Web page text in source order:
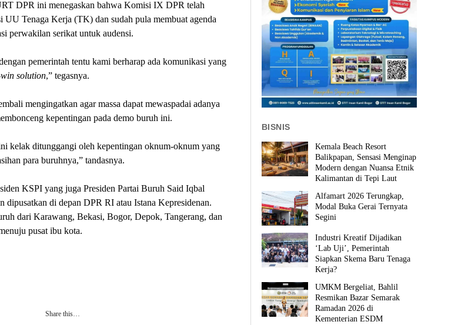
DPR ini menegaskan bahwa Komisi IX DPR telah
UU Tenaga Kerja (TK) dan sudah pula membuat agenda
perwakilan serikat untuk audensi.
pemerintah tentu kami berharap ada komunikasi yang
solution,” tegasnya.
mengingatkan agar massa dapat mewaspadai adanya
kepentingan pada demo buruh ini.
kelak ditunggangi oleh kepentingan oknum-oknum yang
para buruhnya,” tandasnya.
KSPI yang juga Presiden Partai Buruh Said Iqbal
dipusatkan di depan DPR RI atau Istana Kepresidenan.
dari Karawang, Bekasi, Bogor, Depok, Tangerang, dan
pusat ibu kota.
Share this…
BISNIS
Kemala Beach Resort
Balikpapan, Sensasi Menginap
Modern dengan Nuansa Etnik
Kalimantan di Tepi Laut
Alfamart 2026 Terungkap,
Modal Buka Gerai Ternyata
Segini
Industri Kreatif Dijadikan
‘Lab Uji’, Pemerintah
Siapkan Skema Baru Tenaga
Kerja?
UMKM Bergeliat, Bahlil
Resmikan Bazar Semarak
Ramadan 2026 di
Kementerian ESDM